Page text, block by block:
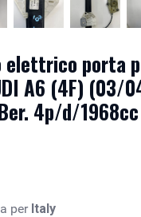
elettrico porta
A6 (4F) (03/
4p/d/1968cc
per Italy